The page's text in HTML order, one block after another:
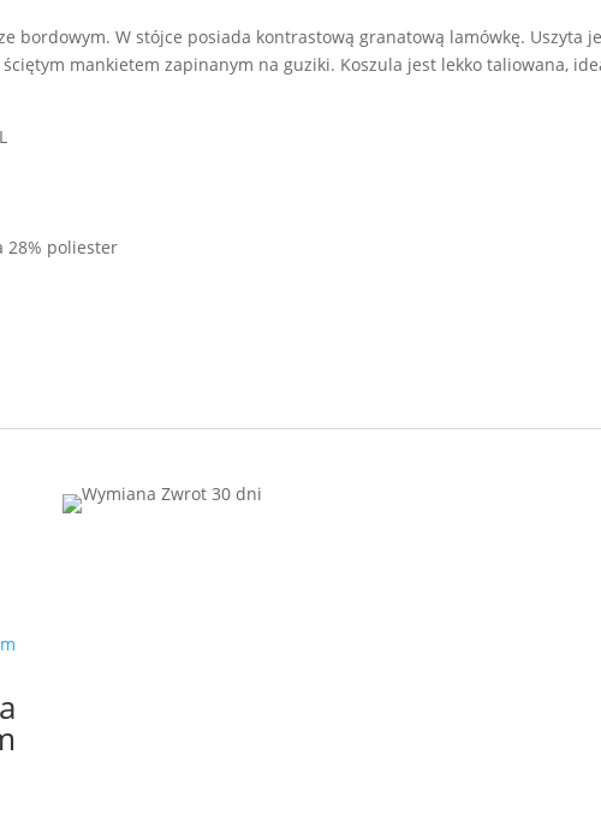
bordowym. W stójce posiada kontrastową granatową lamówkę. Uszyta
mankietem zapinanym na guziki. Koszula jest lekko taliowana,
28% poliester